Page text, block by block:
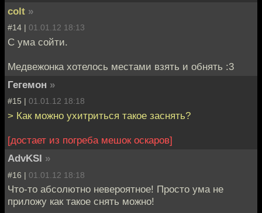
colt »
#14 | 01.01.12 18:13
С ума сойти.
Медвежонка хотелось местами взять и обнять :3
Гегемон »
#15 | 01.01.12 18:18
> Как можно ухитриться такое заснять?
[достает из погреба мешок оскаров]
AdvKSI »
#16 | 01.01.12 18:18
Что-то абсолютно невероятное! Просто ума не
приложу как такое снять можно!